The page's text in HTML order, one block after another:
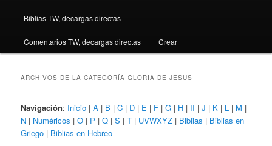
Biblias TW, decargas directas
Comentarios TW, decargas directas Crear
ARCHIVOS DE LA CATEGORÍAGLORIA DE JESUS
Navigación: Inicio |A | B |C | D | E | F |G | H | II |J | K | L | M |
N | Numéricos |O | P |Q |S |T | UVWXYZ | Biblias | Biblias en
Griego | Biblias en Hebreo